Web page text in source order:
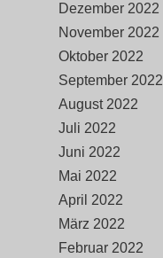
Dezember 2022
November 2022
Oktober 2022
September 2022
August 2022
Juli 2022
Juni 2022
Mai 2022
April 2022
März 2022
Februar 2022